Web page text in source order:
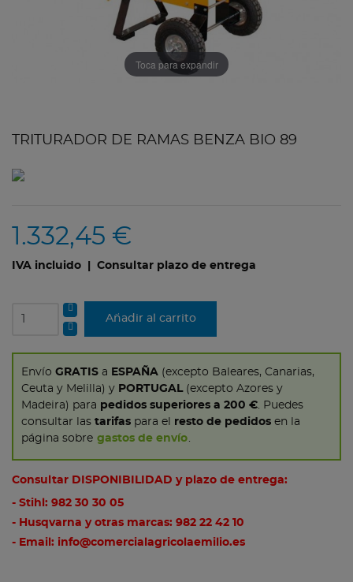
Toca para expandir
TRITURADOR DE RAMAS BENZA BIO 89
1.332,45 €
IVA incluido | Consultar plazo de entrega
Añadir al carrito
Envío GRATIS a ESPAÑA (excepto Baleares, Canarias,
Ceuta y Melilla) y PORTUGAL(excepto Azores y
Madeira) para pedidos superiores a 200 €. Puedes
consultar las tarifas para el resto de pedidos en la
página sobre gastos de envío.
Consultar DISPONIBILIDAD y plazo de entrega:
- Stihl: 982 30 30 05
- Husqvarna y otras marcas: 982 22 42 10
- Email: info@comercialagricolaemilio.es